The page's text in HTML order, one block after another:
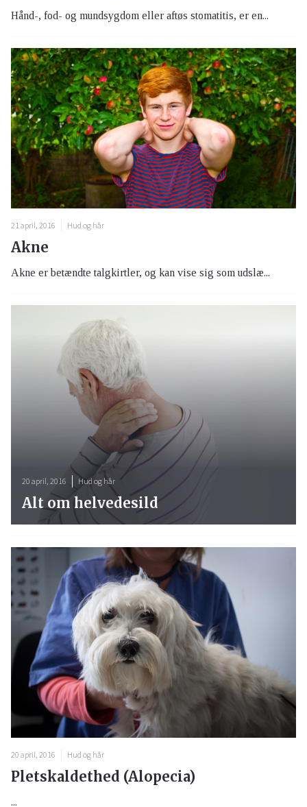
Hånd-, fod- og mundsygdom eller aftøs stomatitis, er en...
21 april, 2016 Hud og hår
Akne
Akne er betændte talgkirtler, og kan vise sig som udslæ...
20 april, 2016 Hud og hår
Pletskaldethed (Alopecia)
...
20 april, 2016 Hud og hår
Alt om helvedesild